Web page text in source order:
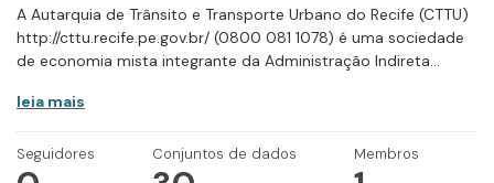
A Autarquia de Trânsito e Transporte Urbano do Recife (CTTU)
http://cttu.recife.pe.gov.br/ (0800 081 1078) é uma sociedade
de economia mista integrante da Administração Indireta...
leia mais
Seguidores Conjuntos de dados Membros